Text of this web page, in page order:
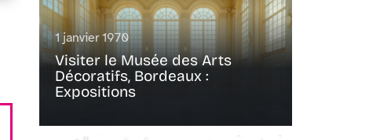
1 janvier 1970
Visiter le Musée des Arts
Décoratifs, Bordeaux :
Expositions